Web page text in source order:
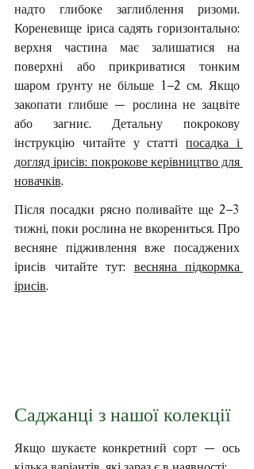
надто глибоке заглиблення ризоми.
Кореневище іриса садять горизонтально:
верхня частина має залишатися на
поверхні або прикриватися тонким
шаром ґрунту не більше 1–2 см. Якщо
закопати глибше — рослина не зацвіте
або загниє. Детальну покрокову
інструкцію читайте у статті посадка і
догляд ірисів: покрокове керівництво для
новачків.
Після посадки рясно поливайте ще 2–3
тижні, поки рослина не вкорениться. Про
весняне підживлення вже посаджених
ірисів читайте тут: весняна підкормка
ірисів.
Саджанці з нашої колекції
Якщо шукаєте конкретний сорт — ось